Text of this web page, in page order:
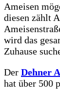
Ameisen
diesen zählt
wird das
Zuhause
Der Dehner
hat über 500